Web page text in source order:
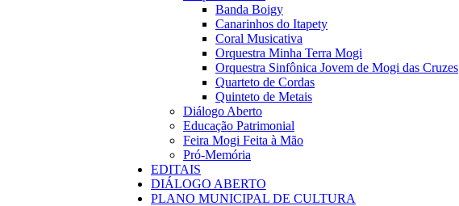
Banda Boigy
Canarinhos do Itapety
Coral Musicativa
Orquestra Minha Terra Mogi
Orquestra Sinfônica Jovem de Mogi das Cruzes
Quarteto de Cordas
Quinteto de Metais
Diálogo Aberto
Educação Patrimonial
Feira Mogi Feita à Mão
Pró-Memória
EDITAIS
DIÁLOGO ABERTO
PLANO MUNICIPAL DE CULTURA